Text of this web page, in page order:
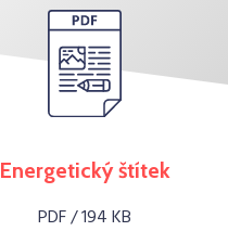
Energetický štítek
PDF / 194 KB